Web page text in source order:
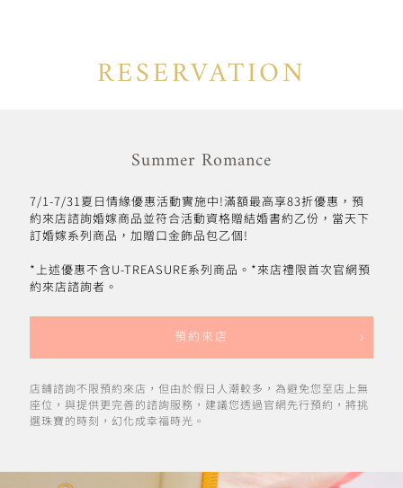
RESERVATION
Summer Romance
7/1-7/31夏日情緣優惠活動實施中!滿額最高享83折優惠，預
約來店諮詢婚嫁商品並符合活動資格贈結婚書約乙份，當天下
訂婚嫁系列商品，加贈口金飾品包乙個!
*上述優惠不含U-TREASURE系列商品。*來店禮限首次官網預
約來店諮詢者。
預約來店
店鋪諮詢不限預約來店，但由於假日人潮較多，為避免您至店上無
座位，與提供更完善的諮詢服務，建議您透過官網先行預約，將挑
選珠寶的時刻，幻化成幸福時光。